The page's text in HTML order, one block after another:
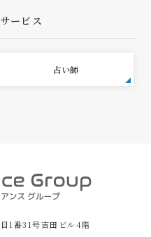
ービス
占い師
1番31号吉田ビル4階